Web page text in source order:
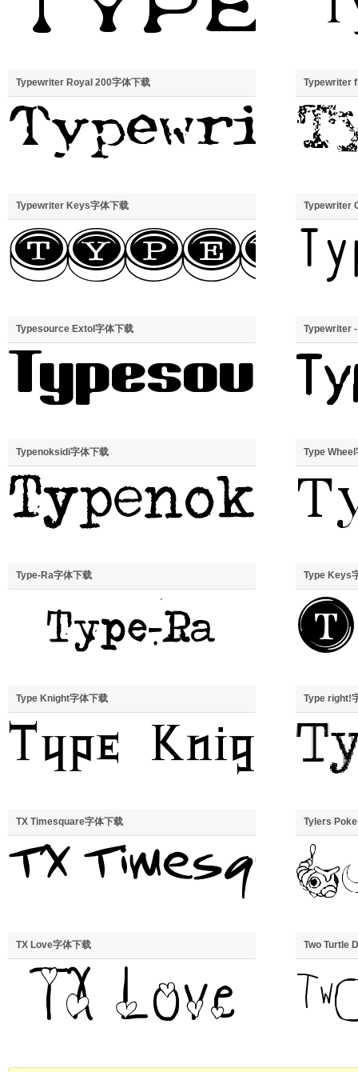
Typewriter Royal 200字体下载 Typewriter
Typewriter Keys字体下载 Typewriter
Typesource Extol字体下载 Typewriter
Typenoksidi字体下载 Type Wheel
Type-Ra字体下载 Type Keys
Type Knight字体下载 Type right!
TX Timesquare字体下载 Tylers
TX Love字体下载 Two Turtle